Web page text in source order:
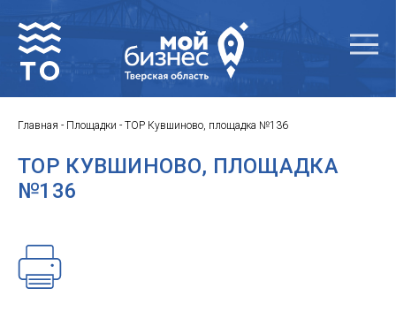
Главная - Площадки - ТОР Кувшиново, площадка №136
ТОР КУВШИНОВО, ПЛОЩАДКА
№136